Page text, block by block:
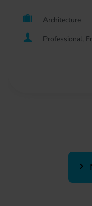
Architecture
Professional,